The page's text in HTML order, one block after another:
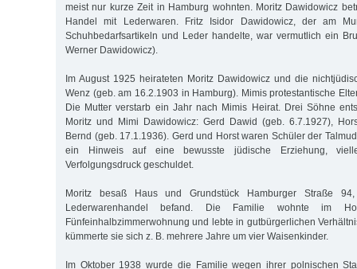
meist nur kurze Zeit in Hamburg wohnten. Moritz Dawidowicz
Handel mit Lederwaren. Fritz Isidor Dawidowicz, der am
Schuhbedarfsartikeln und Leder handelte, war vermutlich ein
Werner Dawidowicz).
Im August 1925 heirateten Moritz Dawidowicz und die
Wenz (geb. am 16.2.1903 in Hamburg). Mimis protestantische
Die Mutter verstarb ein Jahr nach Mimis Heirat. Drei Söhne
Moritz und Mimi Dawidowicz: Gerd Dawid (geb. 6.7.1927),
Bernd (geb. 17.1.1936). Gerd und Horst waren Schüler der
ein Hinweis auf eine bewusste jüdische Erziehung,
Verfolgungsdruck geschuldet.
Moritz besaß Haus und Grundstück Hamburger Straße
Lederwarenhandel befand. Die Familie wohnte im
Fünfeinhalbzimmerwohnung und lebte in gutbürgerlichen
kümmerte sie sich z. B. mehrere Jahre um vier Waisenkinder.
Im Oktober 1938 wurde die Familie wegen ihrer polnischen